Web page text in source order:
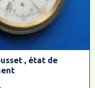
, état de